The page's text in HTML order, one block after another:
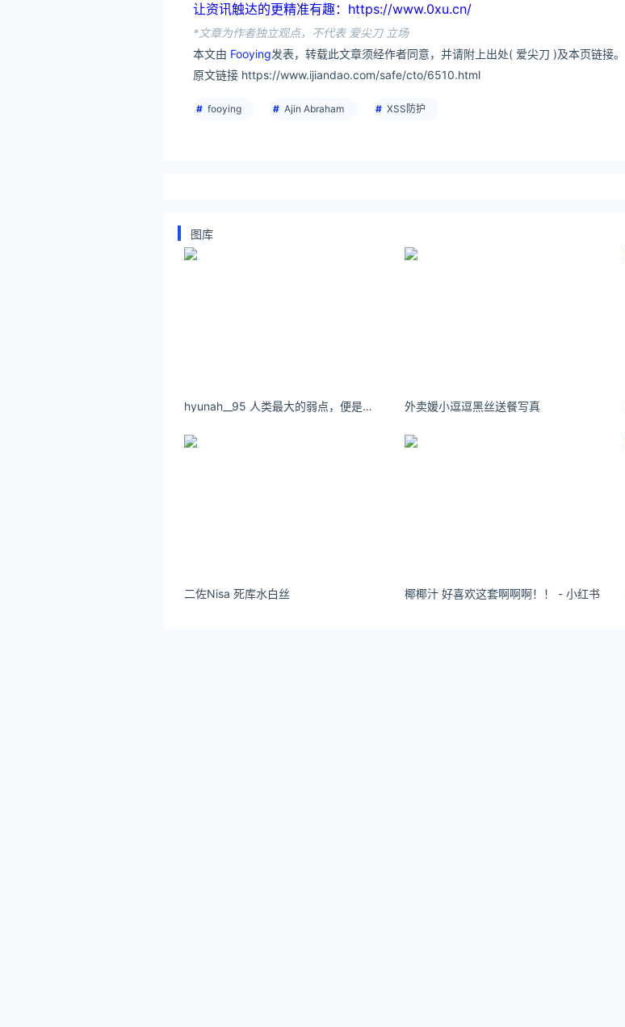
让资讯触达的更精准有趣：https://www.0xu.cn/
*文章为作者独立观点，不代表 爱尖刀 立场
本文由 Fooying发表，转载此文章须经作者同意，并请附上出处( 爱尖刀 )及本页链接。
原文链接 https://www.ijiandao.com/safe/cto/6510.html
fooying Ajin Abraham XSS防护
图库
hyunah__95 ​​​人类最大的弱点，便是自命不凡的幻想 外卖媛小逗逗黑丝送餐写真
二佐Nisa 死库水白丝 椰椰汁 好喜欢这套啊啊啊！！ - 小红书